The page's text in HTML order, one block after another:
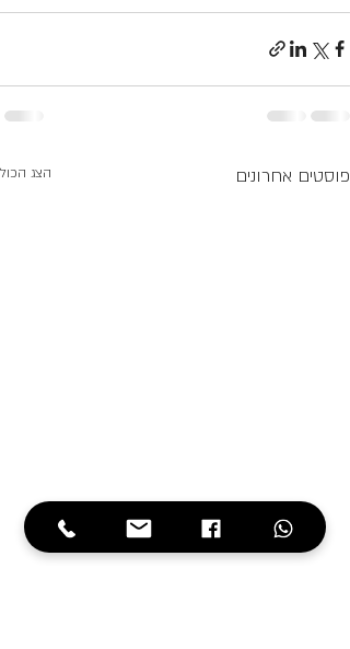
פוסטים אחרונים הצג הכול